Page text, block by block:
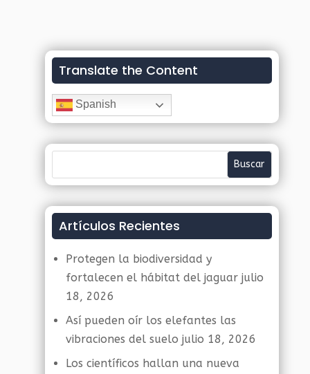
Translate the Content
Spanish
Artículos Recientes
Protegen la biodiversidad y
fortalecen el hábitat del jaguar julio
18, 2026
Así pueden oír los elefantes las
vibraciones del suelo julio 18, 2026
Los científicos hallan una nueva